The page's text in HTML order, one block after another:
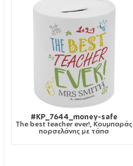
#KP_7644_money-safe
The best teacher ever!, Κουμπαράς
πορσελάνης με τάπα